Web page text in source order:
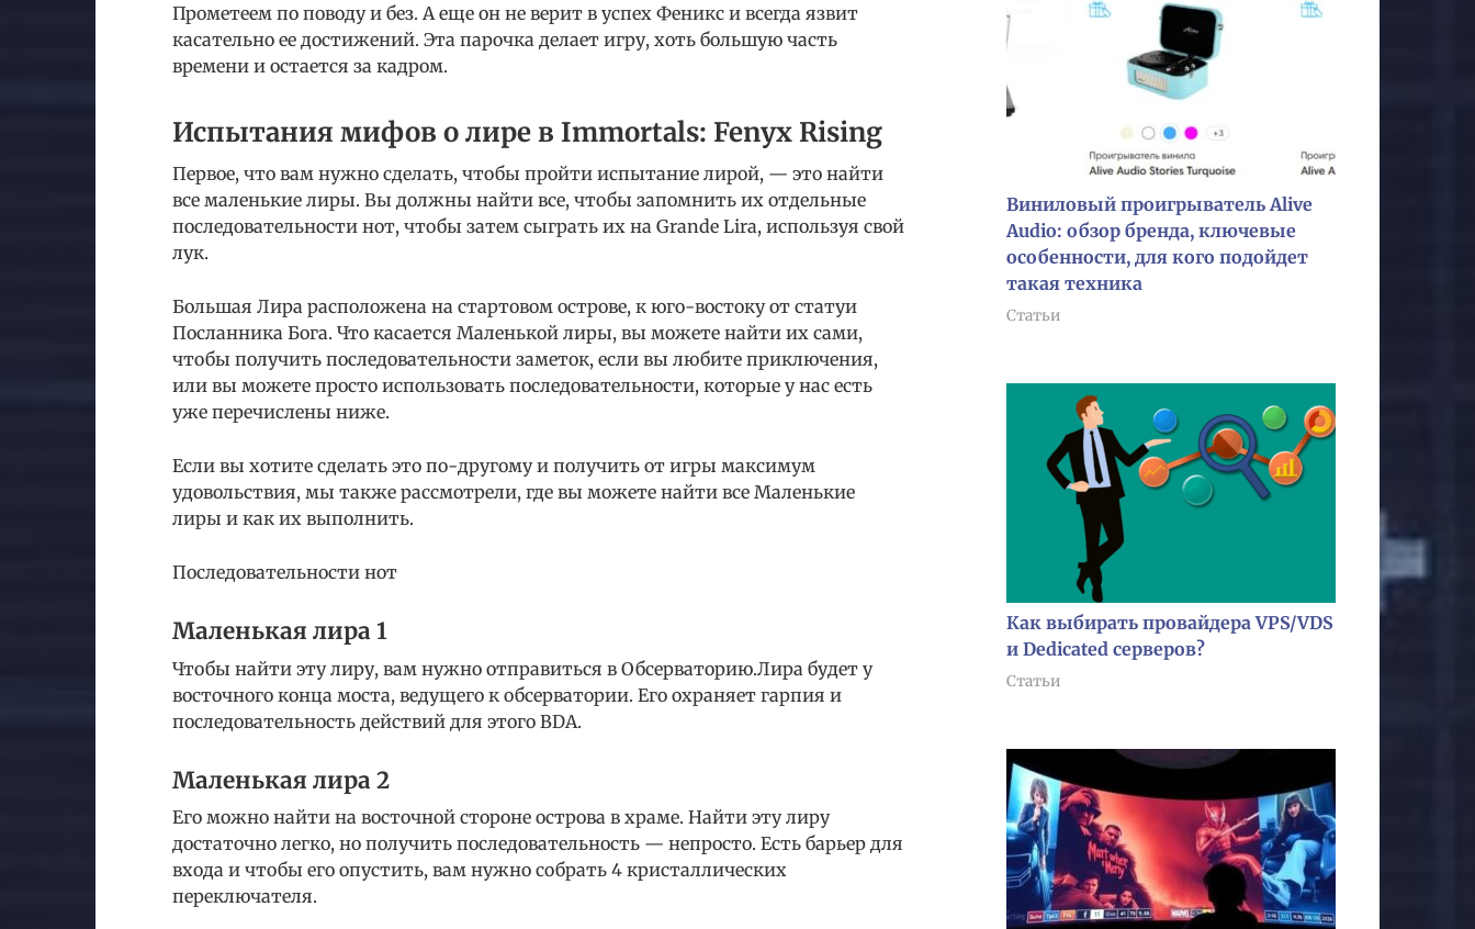
Прометеем по поводу и без. А еще он не верит в успех Феникс и всегда язвит
касательно ее достижений. Эта парочка делает игру, хоть большую часть
времени и остается за кадром.
Испытания мифов о лире в Immortals: Fenyx Rising
Первое, что вам нужно сделать, чтобы пройти испытание лирой, — это найти
все маленькие лиры. Вы должны найти все, чтобы запомнить их отдельные
последовательности нот, чтобы затем сыграть их на Grande Lira, используя свой
лук.
Большая Лира расположена на стартовом острове, к юго-востоку от статуи
Посланника Бога. Что касается Маленькой лиры, вы можете найти их сами,
чтобы получить последовательности заметок, если вы любите приключения,
или вы можете просто использовать последовательности, которые у нас есть
уже перечислены ниже.
Если вы хотите сделать это по-другому и получить от игры максимум
удовольствия, мы также рассмотрели, где вы можете найти все Маленькие
лиры и как их выполнить.
Последовательности нот
Маленькая лира 1
Чтобы найти эту лиру, вам нужно отправиться в Обсерваторию.Лира будет у
восточного конца моста, ведущего к обсерватории. Его охраняет гарпия и
последовательность действий для этого BDA.
Маленькая лира 2
Его можно найти на восточной стороне острова в храме. Найти эту лиру
достаточно легко, но получить последовательность — непросто. Есть барьер для
входа и чтобы его опустить, вам нужно собрать 4 кристаллических
переключателя.
Виниловый проигрыватель Alive
Audio: обзор бренда, ключевые
особенности, для кого подойдет
такая техника
Статьи
Как выбирать провайдера VPS/VDS
и Dedicated серверов?
Статьи